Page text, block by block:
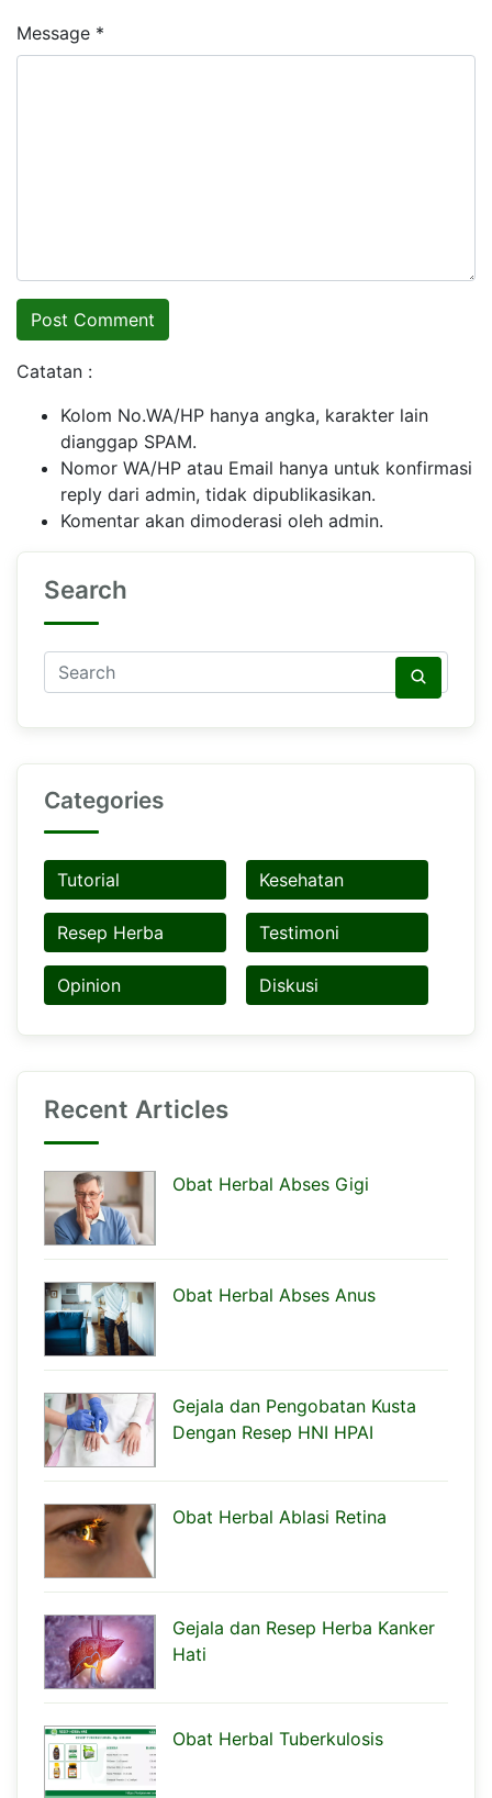
Message *
Catatan :
Kolom No.WA/HP hanya angka, karakter lain
dianggap SPAM.
Nomor WA/HP atau Email hanya untuk konfirmasi
reply dari admin, tidak dipublikasikan.
Komentar akan dimoderasi oleh admin.
Search
Categories
Tutorial Kesehatan
Resep Herba Testimoni
Opinion Diskusi
Recent Articles
Obat Herbal Abses Gigi
Obat Herbal Abses Anus
Gejala dan Pengobatan Kusta
Dengan Resep HNI HPAI
Obat Herbal Ablasi Retina
Gejala dan Resep Herba Kanker
Hati
Obat Herbal Tuberkulosis